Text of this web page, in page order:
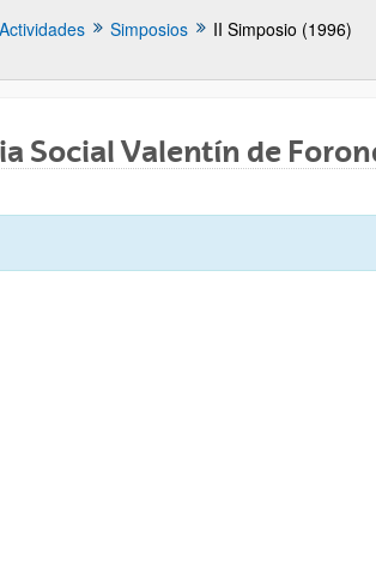
Actividades Simposios II Simposio (1996)
Social Valentín de